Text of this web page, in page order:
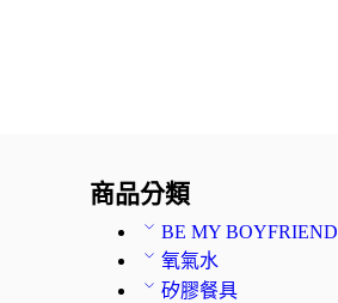
商品分類
BE MY BOYFRIEND
氧氣水
矽膠餐具